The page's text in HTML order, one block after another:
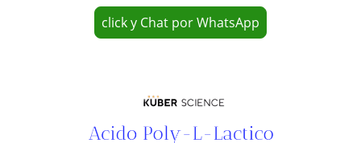
click y Chat por WhatsApp